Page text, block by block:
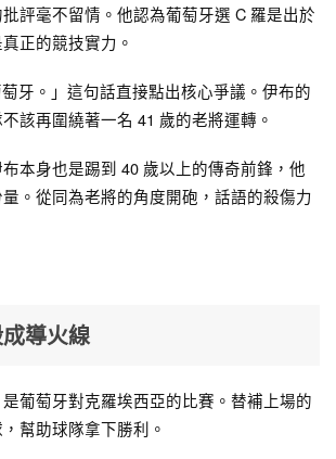
評毫不留情。他認為葡萄牙選 C 羅是出於
正的競技實力。
萄牙。」這句話直接點出核心爭議。伊布的
該再圍繞著一名 41 歲的老將運轉。
本身也是踢到 40 歲以上的傳奇前鋒，他
。從同為老將的角度開砲，話語的殺傷力
導火線
葡萄牙對克羅埃西亞的比賽。替補上場的
幫助球隊拿下勝利。